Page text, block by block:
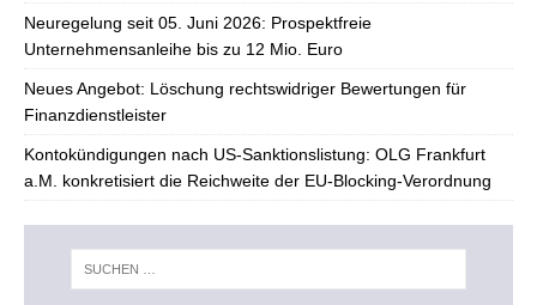
Neuregelung seit 05. Juni 2026: Prospektfreie
Unternehmensanleihe bis zu 12 Mio. Euro
Neues Angebot: Löschung rechtswidriger Bewertungen für
Finanzdienstleister
Kontokündigungen nach US-Sanktionslistung: OLG Frankfurt
a.M. konkretisiert die Reichweite der EU-Blocking-Verordnung